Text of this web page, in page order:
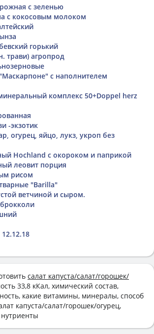
с зеленью
с кокосовым молоком
горький
трави) агропрод
с наполнителем
комплекс 50+Doppel herz
-экзотик
огурец, яйцо, лукз, укроп без
Hochland с окороком и паприкой
леовит порция
рисом
"Barilla"
ветчиной и сыром.
салат капуста/салат/горошек/
33,8 кКал, химический состав,
какие витамины, минералы, способ
капуста/салат/горошек/огурец,